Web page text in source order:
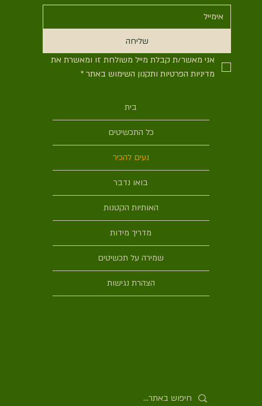
בית
כל התכשיטים
נעים להכיר
בואו נדבר
האותיות הקטנות
מדריך מידות
שמירה על תכשיטים
הצהרת נגישות
שליחה
אני מאשר/ת קבלת מייל משולחת זו ומאשרת את
מדיניות הפרטיות ותקנון השימוש באתר *